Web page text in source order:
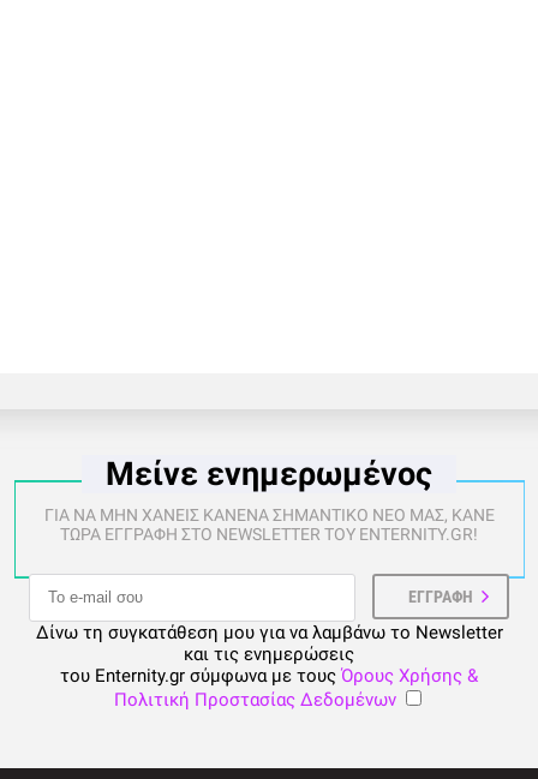
Μείνε ενημερωμένος
ΓΙΑ ΝΑ ΜΗΝ ΧΑΝΕΙΣ ΚΑΝΕΝΑ ΣΗΜΑΝΤΙΚΟ ΝΕΟ ΜΑΣ, ΚΑΝΕ
ΤΩΡΑ ΕΓΓΡΑΦΗ ΣΤΟ NEWSLETTER ΤΟΥ ENTERNITY.GR!
Δίνω τη συγκατάθεση μου για να λαμβάνω το Newsletter
και τις ενημερώσεις
του Enternity.gr σύμφωνα με τους Όρους Χρήσης &
Πολιτική Προστασίας Δεδομένων